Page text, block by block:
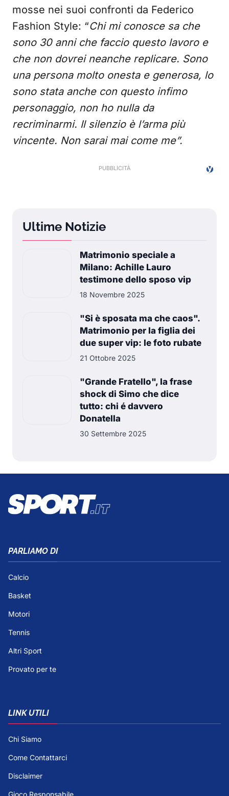
mosse nei suoi confronti da Federico
Fashion Style: “Chi mi conosce sa che
sono 30 anni che faccio questo lavoro e
che non dovrei neanche replicare. Sono
una persona molto onesta e generosa, lo
sono stata anche con questo infimo
personaggio, non ho nulla da
recriminarmi. Il silenzio è l’arma più
vincente. Non sarai mai come me”.
Ultime Notizie
Matrimonio speciale a
Milano: Achille Lauro
testimone dello sposo vip
18 Novembre 2025
"Si è sposata ma che caos".
Matrimonio per la figlia dei
due super vip: le foto rubate
21 Ottobre 2025
"Grande Fratello", la frase
shock di Simo che dice
tutto: chi é davvero
Donatella
30 Settembre 2025
PARLIAMO DI
Calcio
Basket
Motori
Tennis
Altri Sport
Provato per te
LINK UTILI
Chi Siamo
Come Contattarci
Disclaimer
Gioco Responsabile